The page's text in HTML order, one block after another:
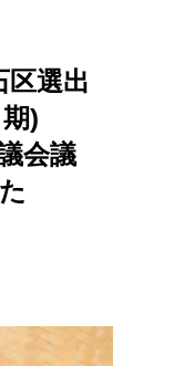
区選出
)
会議